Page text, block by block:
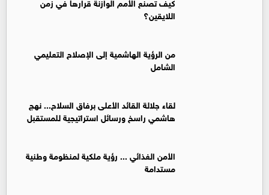
اللايقين؟
من الرؤية الهاشمية إلى الإصلاح التعليمي
الشامل
لقاء جلالة القائد الأعلى برفاق السلاح... نهج
هاشمي راسخ ورسائل استراتيجية للمستقبل
الأمن الغذائي ... رؤية ملكية لمنظومة وطنية
مستدامة